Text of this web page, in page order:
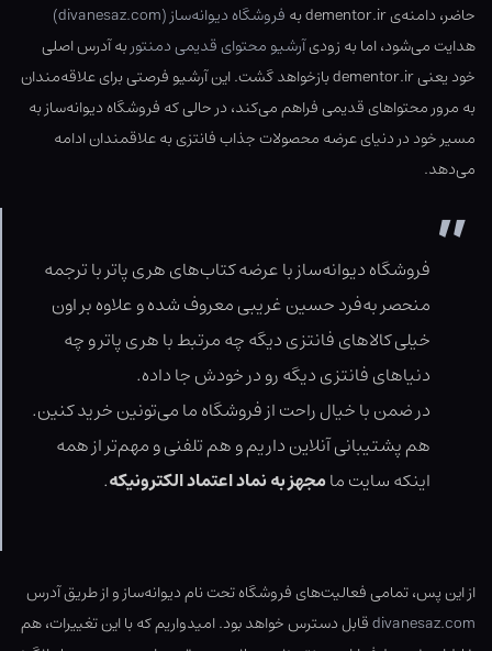
حاضر، دامنه‌ی dementor.ir به
فروشگاه دیوانه‌ساز (divanesaz.com)
هدایت می‌شود، اما به زودیآرشیو محتوای قدیمی دمنتوربه آدرس اصلی
خود یعنی dementor.ir بازخواهد گشت. این آرشیو فرصتی برای علاقه‌مندان
به مرور محتواهای قدیمی فراهم می‌کند، در حالی که فروشگاه دیوانه‌ساز به
مسیر خود در دنیای عرضه محصولات جذاب فانتزی به علاقمندان ادامه
می‌دهد.
فروشگاه دیوانه‌ساز با عرضه کتاب‌های هری پاتر با ترجمه
منحصر به‌فرد حسین غریبی معروف شده و علاوه بر اون
خیلی کالاهای فانتزی دیگه چه مرتبط با هری پاتر و چه
دنیاهای فانتزی دیگه رو در خودش جا داده.
در ضمن با خیال راحت از فروشگاه ما می‌تونین خرید کنین.
هم پشتیبانی آنلاین داریم و هم تلفنی و مهم‌تر از همه
اینکه سایت مامجهز به نماد اعتماد الکترونیکه.
از این پس، تمامی فعالیت‌های فروشگاه تحت نام دیوانه‌ساز و از طریق آدرس
divanesaz.comقابل دسترس خواهد بود. امیدواریم که با این تغییرات، هم